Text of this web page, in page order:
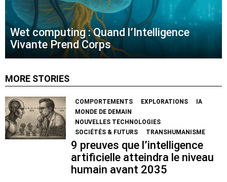
Wet computing : Quand l’Intelligence
Vivante Prend Corps
MORE STORIES
COMPORTEMENTS EXPLORATIONS
IA
MONDE DE DEMAIN
NOUVELLES TECHNOLOGIES
SOCIÉTÉS & FUTURS
TRANSHUMANISME
9 preuves que l’intelligence
artificielle atteindra le niveau
humain avant 2035